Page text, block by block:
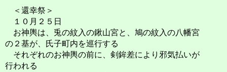
＜還幸祭＞
１０月２５日
お神輿は、兎の紋入の鍬山宮と、鳩の紋入の八幡宮
の２基が、氏子町内を巡行する
それぞれのお神輿の前に、剣鉾差により邪気払いが
行われる